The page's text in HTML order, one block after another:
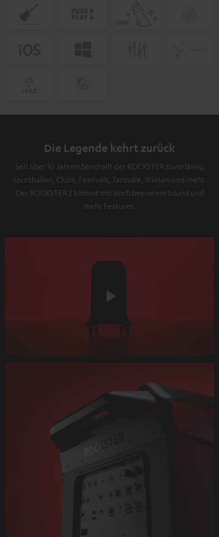
Die Legende kehrt zurück
Seit über 10 Jahren beschallt der ROCKSTER zuverlässig
Sporthallen, Clubs, Festivals, Tanzsäle, Wiesen und mehr.
Der ROCKSTER 2 kommt mit noch besserem Sound und
mehr Features.
Play
Video